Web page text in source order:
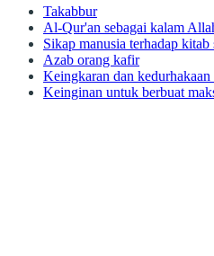
Takabbur
Al-Qur'an sebagai kalam
Sikap manusia terhadap kitab
Azab orang kafir
Keingkaran dan
Keinginan untuk berbuat